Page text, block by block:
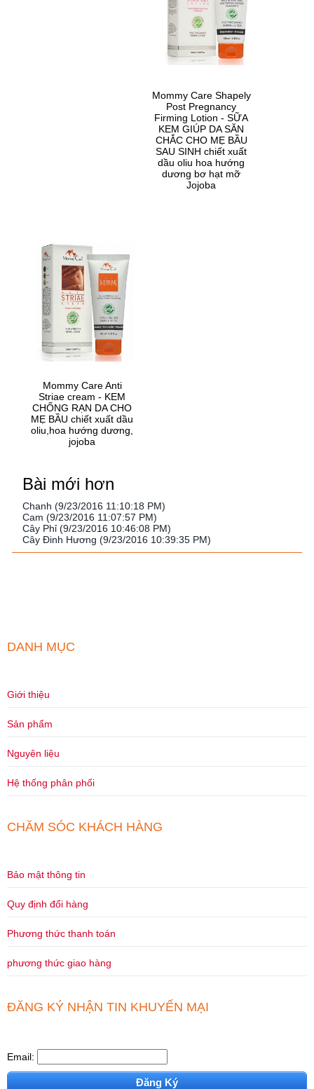
Mommy Care Shapely
Post Pregnancy
Firming Lotion - SỮA
KEM GIÚP DA SĂN
CHẮC CHO MẸ BẦU
SAU SINH chiết xuất
dầu oliu hoa hướng
dương bơ hạt mỡ
Jojoba
Mommy Care Anti
Striae cream - KEM
CHỐNG RẠN DA CHO
MẸ BẦU chiết xuất dầu
oliu,hoa hướng dương,
jojoba
Bài mới hơn
Chanh (9/23/2016 11:10:18 PM)
Cam (9/23/2016 11:07:57 PM)
Cây Phỉ (9/23/2016 10:46:08 PM)
Cây Đinh Hương (9/23/2016 10:39:35 PM)
DANH MỤC
Giới thiệu
Sản phẩm
Nguyên liệu
Hệ thống phân phối
CHĂM SÓC KHÁCH HÀNG
Bảo mật thông tin
Quy định đổi hàng
Phương thức thanh toán
phương thức giao hàng
ĐĂNG KÝ NHẬN TIN KHUYẾN MẠI
Email:
Đăng Ký